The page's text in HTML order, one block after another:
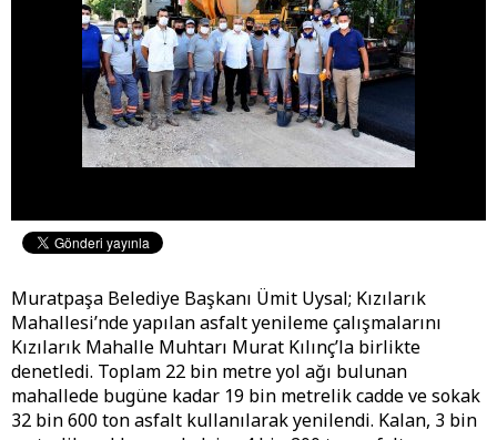
Muratpaşa Belediye Başkanı Ümit Uysal; Kızılarık
Mahallesi’nde yapılan asfalt yenileme çalışmalarını
Kızılarık Mahalle Muhtarı Murat Kılınç’la birlikte
denetledi. Toplam 22 bin metre yol ağı bulunan
mahallede bugüne kadar 19 bin metrelik cadde ve sokak
32 bin 600 ton asfalt kullanılarak yenilendi. Kalan, 3 bin